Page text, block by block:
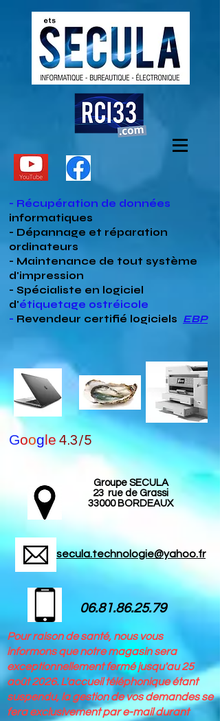
- Récupération de données
informatiques
- Dépannage et réparation
ordinateurs
- Maintenance de tout système
d'impression
- Spécialiste en logiciel
d'étiquetage ostréicole
- Revendeur certifié logiciels EBP
Google 4.3/5
Groupe SECULA
23 rue de Grassi
33000 BORDEAUX
secula.technologie@yahoo.fr
06.81.86.25.79
Pour raison de santé, nous vous
informons que notre magasin sera
exceptionnellement fermé jusqu'au 25
août 2026. L'accueil téléphonique étant
suspendu, la gestion de vos demandes se
fera exclusivement par e-mail durant